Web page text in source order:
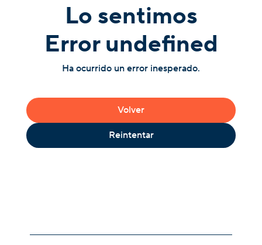
Lo sentimos
Error undefined
Ha ocurrido un error inesperado.
Volver
Reintentar